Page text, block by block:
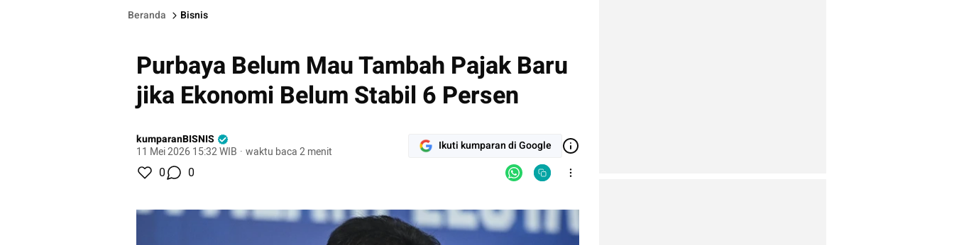
Beranda Bisnis
Purbaya Belum Mau Tambah Pajak Baru
jika Ekonomi Belum Stabil 6 Persen
kumparanBISNIS
11 Mei 2026 15:32 WIB · waktu baca 2 menit Ikuti kumparan di Google
0 0